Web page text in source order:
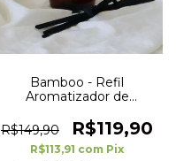
Bamboo - Refil
Aromatizador de
R$149,90
R$119,90
R$113,91 com Pix